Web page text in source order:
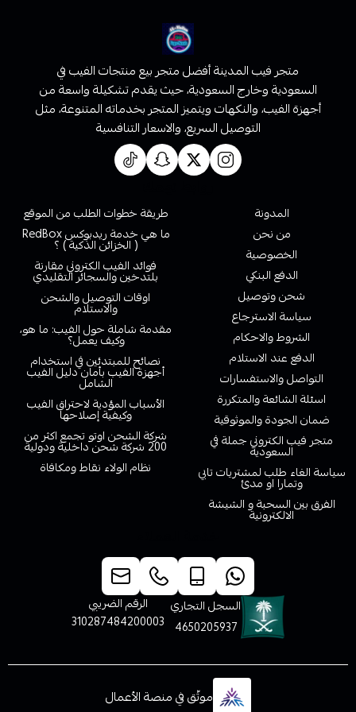
متجر فيب المدينة أفضل متجر بيع منتجات الفيب في
السعودية وخارج السعودية، حيث يقدم تشكيلة واسعة من
أجهزة الفيب، والنكهات ويتميز المتجر بخدماته المتنوعة، مثل
التوصيل السريع، والاسعار التنافسية
المدونة
من نحن
الخصوصية
الدفع البنكي
شحن وتوصيل
سياسة الاسترجاع
الشروط والاحكام
الدفع عند الاستلام
التواصل والاستفسارات
اسئلة الشائعة والمتكررة
ضمان الجودة والموثوقية
متجر فيب الكتروني جملة في
السعودية
سياسة الغاء طلب لمشتريات تابي
وتمارا او مدئ
الفرق بين السحبة و الشيشة
الالكترونية
طريقة خطوات الطلب من الموقع
ما هي خدمة ريدبوكس RedBox
( الخزائن الذكية ) ؟
فوائد الفيب الكتروني مقارنة
بلتدخين والسجائر التقليدي
اوقات التوصيل والشحن
والاستلام
مقدمة شاملة حول الفيب: ما هو،
وكيف يعمل؟
نصائح للمبتدئين في استخدام
أجهزة الفيب بأمان دليل الفيب
الشامل
الأسباب المؤدية لاحتراق الفيب
وكيفية إصلاحها
شركة الشحن اوتو تجمع اكثر من
200 شركة شحن داخلية ودولية
نظام الولاء نقاط ومكافاة
السجل التجاري
4650205937
الرقم الضريبي
310287484200003
موثّق في منصة الأعمال